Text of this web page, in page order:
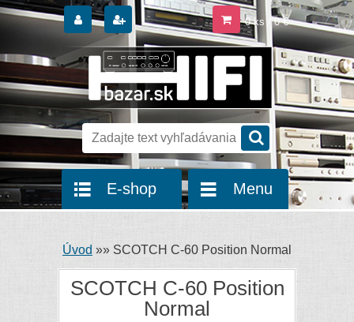
0 ks / 0 €
E-shop Menu
Úvod »» SCOTCH C-60 Position Normal
SCOTCH C-60 Position
Normal